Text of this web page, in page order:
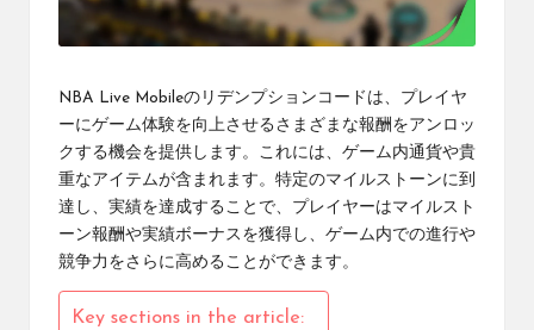
NBA Live Mobileのリデンプションコードは、プレイヤ
ーにゲーム体験を向上させるさまざまな報酬をアンロッ
クする機会を提供します。これには、ゲーム内通貨や貴
重なアイテムが含まれます。特定のマイルストーンに到
達し、実績を達成することで、プレイヤーはマイルスト
ーン報酬や実績ボーナスを獲得し、ゲーム内での進行や
競争力をさらに高めることができます。
Key sections in the article: